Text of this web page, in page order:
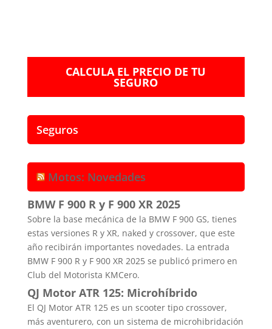
CALCULA EL PRECIO DE TU
SEGURO
Seguros
Motos: Novedades
BMW F 900 R y F 900 XR 2025
Sobre la base mecánica de la BMW F 900 GS, tienes
estas versiones R y XR, naked y crossover, que este
año recibirán importantes novedades. La entrada
BMW F 900 R y F 900 XR 2025 se publicó primero en
Club del Motorista KMCero.
QJ Motor ATR 125: Microhíbrido
El QJ Motor ATR 125 es un scooter tipo crossover,
más aventurero, con un sistema de microhibridación